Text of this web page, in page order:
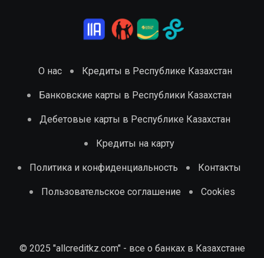
О нас Кредиты в Республике Казахстан
Банковские карты в Республики Казахстан
Дебетовые карты в Республике Казахстан
Кредиты на карту
Политика и конфиденциальность Контакты
Пользовательское соглашение Cookies
© 2025 "allcreditkz.com" - все о банках в Казахстане